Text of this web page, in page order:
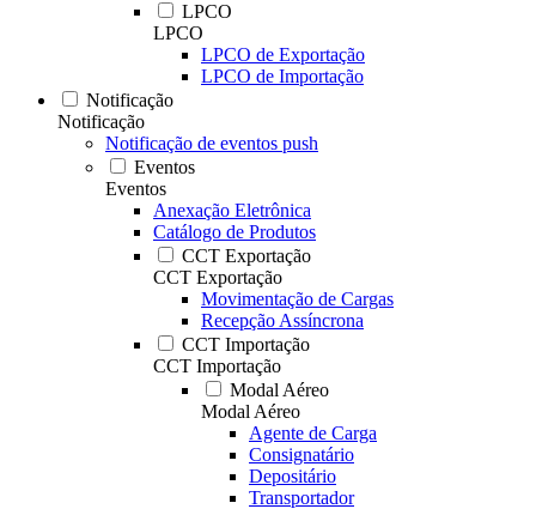
LPCO
LPCO
LPCO de Exportação
LPCO de Importação
Notificação
Notificação
Notificação de eventos push
Eventos
Eventos
Anexação Eletrônica
Catálogo de Produtos
CCT Exportação
CCT Exportação
Movimentação de Cargas
Recepção Assíncrona
CCT Importação
CCT Importação
Modal Aéreo
Modal Aéreo
Agente de Carga
Consignatário
Depositário
Transportador